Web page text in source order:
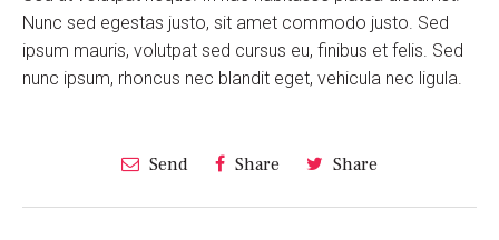
Nunc sed egestas justo, sit amet commodo justo. Sed
ipsum mauris, volutpat sed cursus eu, finibus et felis. Sed
nunc ipsum, rhoncus nec blandit eget, vehicula nec ligula.
Send Share Share